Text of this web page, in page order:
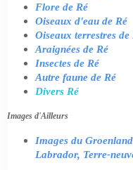
Flore de Ré
Oiseaux d'eau de Ré
Oiseaux terrestres de
Araignées de Ré
Insectes de Ré
Autre faune de Ré
Divers Ré
Images d'Ailleurs
Images du
Labrador, Terre-